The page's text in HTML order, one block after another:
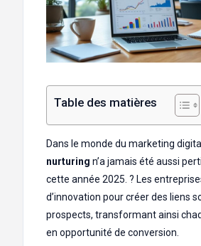
Table des matières
Dans le monde du marketing
nurturing n’a jamais été aussi
cette année 2025. ? Les
d’innovation pour créer des liens
prospects, transformant ainsi
en opportunité de conversion.